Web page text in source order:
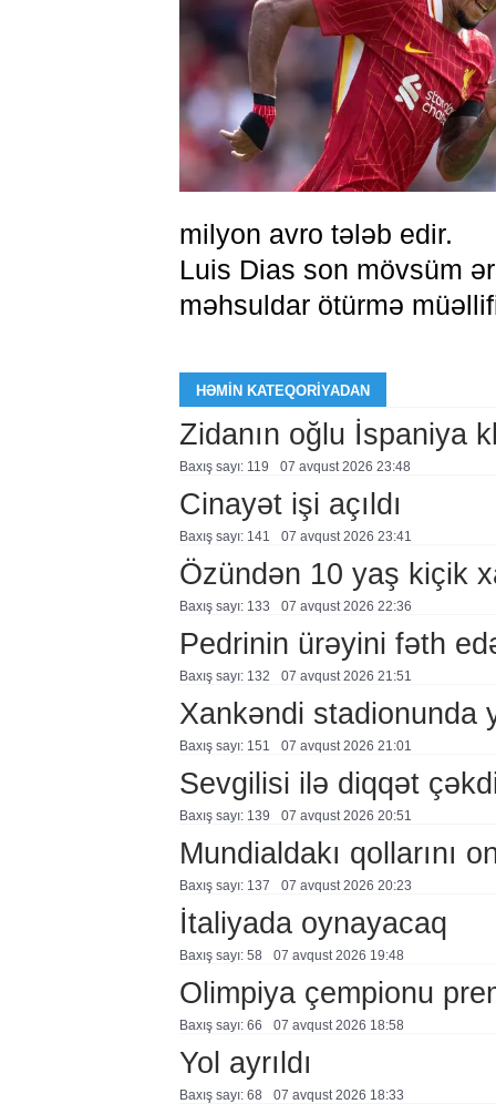
milyon avro tələb edir.
Luis Dias son mövsüm
məhsuldar ötürmə
HƏMIN KATEQORIYADAN
Zidanın oğlu İspaniya
Baxış sayı: 119 07 avqust 2026 23:48
Cinayət işi açıldı
Baxış sayı: 141 07 avqust 2026 23:41
Özündən 10 yaş kiçik
Baxış sayı: 133 07 avqust 2026 22:36
Pedrinin ürəyini fəth
Baxış sayı: 132 07 avqust 2026 21:51
Xankəndi stadionunda
Baxış sayı: 151 07 avqust 2026 21:01
Sevgilisi ilə diqqət
Baxış sayı: 139 07 avqust 2026 20:51
Mundialdakı qollarını
Baxış sayı: 137 07 avqust 2026 20:23
İtaliyada oynayacaq
Baxış sayı: 58 07 avqust 2026 19:48
Olimpiya çempionu
Baxış sayı: 66 07 avqust 2026 18:58
Yol ayrıldı
Baxış sayı: 68 07 avqust 2026 18:33